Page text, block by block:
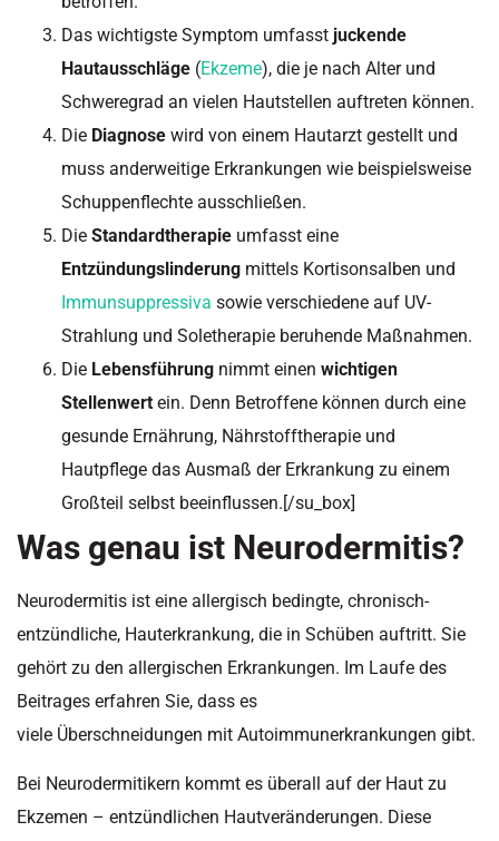
Das wichtigste Symptom umfasst juckende
Hautausschläge (Ekzeme), die je nach Alter und
Schweregrad an vielen Hautstellen auftreten können.
Die Diagnose wird von einem Hautarzt gestellt und
muss anderweitige Erkrankungen wie beispielsweise
Schuppenflechte ausschließen.
Die Standardtherapie umfasst eine
Entzündungslinderung mittels Kortisonsalben und
Immunsuppressiva sowie verschiedene auf UV-
Strahlung und Soletherapie beruhende Maßnahmen.
Die Lebensführung nimmt einen wichtigen
Stellenwert ein. Denn Betroffene können durch eine
gesunde Ernährung, Nährstofftherapie und
Hautpflege das Ausmaß der Erkrankung zu einem
Großteil selbst beeinflussen.[/su_box]
Was genau ist Neurodermitis?
Neurodermitis ist eine allergisch bedingte, chronisch-
entzündliche, Hauterkrankung, die in Schüben auftritt. Sie
gehört zu den allergischen Erkrankungen. Im Laufe des
Beitrages erfahren Sie, dass es
viele Überschneidungen mit Autoimmunerkrankungen gibt.
Bei Neurodermitikern kommt es überall auf der Haut zu
Ekzemen – entzündlichen Hautveränderungen. Diese